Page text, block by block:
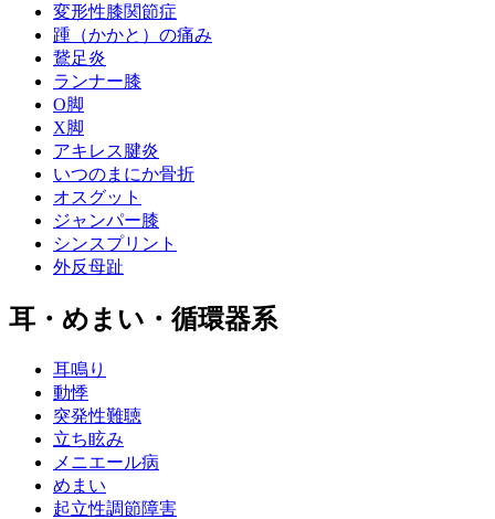
変形性膝関節症
踵（かかと）の痛み
鵞足炎
ランナー膝
O脚
X脚
アキレス腱炎
いつのまにか骨折
オスグット
ジャンパー膝
シンスプリント
外反母趾
耳・めまい・循環器系
耳鳴り
動悸
突発性難聴
立ち眩み
メニエール病
めまい
起立性調節障害